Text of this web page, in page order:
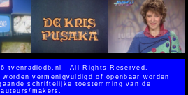
tvenradiodb.nl - All Rights Reserved.
vermenigvuldigd of openbaar worden
schriftelijke toestemming van de
auteurs/makers.